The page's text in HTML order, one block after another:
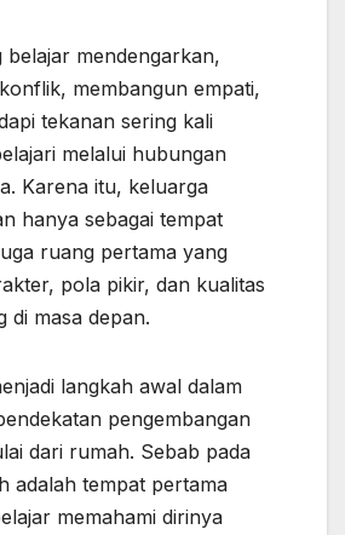
belajar mendengarkan,
membangun empati,
tekanan sering kali
melalui hubungan
Karena itu, keluarga
hanya sebagai tempat
ruang pertama yang
pola pikir, dan kualitas
di masa depan.
langkah awal dalam
pengembangan
dari rumah. Sebab pada
adalah tempat pertama
memahami dirinya